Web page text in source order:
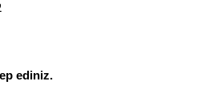
ediniz.